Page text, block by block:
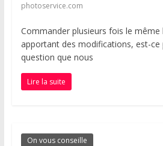
photoservice.com
Commander plusieurs fois le
apportant des modifications, est-ce
question que nous
Lire la suite
On vous conseille